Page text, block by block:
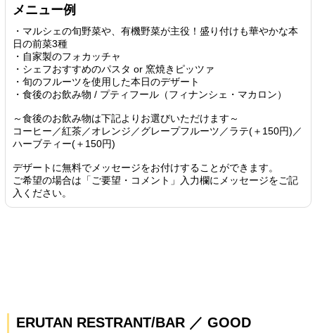
メニュー例
・マルシェの旬野菜や、有機野菜が主役！盛り付けも華やかな本
日の前菜3種
・自家製のフォカッチャ
・シェフおすすめのパスタ or 窯焼きピッツァ
・旬のフルーツを使用した本日のデザート
・食後のお飲み物 / プティフール（フィナンシェ・マカロン）
～食後のお飲み物は下記よりお選びいただけます～
コーヒー／紅茶／オレンジ／グレープフルーツ／ラテ(＋150円)／
ハーブティー(＋150円)
デザートに無料でメッセージをお付けすることができます。
ご希望の場合は「ご要望・コメント」入力欄にメッセージをご記
入ください。
ERUTAN RESTRANT/BAR ／ GOOD